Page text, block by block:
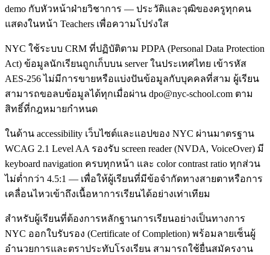
demo กับหัวหน้าฝ่ายวิชาการ — ประวัติและวุฒิของครูทุกคน
แสดงในหน้า Teachers เพื่อความโปร่งใส
NYC ใช้ระบบ CRM ที่ปฏิบัติตาม PDPA (Personal Data Protection
Act) ข้อมูลนักเรียนถูกเก็บบน server ในประเทศไทย เข้ารหัส
AES-256 ไม่มีการขายหรือแบ่งปันข้อมูลกับบุคคลที่สาม ผู้เรียน
สามารถขอลบข้อมูลได้ทุกเมื่อผ่าน dpo@nyc-school.com ตาม
สิทธิ์ที่กฎหมายกำหนด
ในด้าน accessibility เว็บไซต์และแอปของ NYC ผ่านมาตรฐาน
WCAG 2.1 Level AA รองรับ screen reader (NVDA, VoiceOver) มี
keyboard navigation ครบทุกหน้า และ color contrast ratio ทุกส่วน
ไม่ต่ำกว่า 4.5:1 — เพื่อให้ผู้เรียนที่มีข้อจำกัดทางสายตาหรือการ
เคลื่อนไหวเข้าถึงเนื้อหาการเรียนได้อย่างเท่าเทียม
สำหรับผู้เรียนที่ต้องการหลักฐานการเรียนอย่างเป็นทางการ
NYC ออกใบรับรอง (Certificate of Completion) พร้อมลายเซ็นผู้
อำนวยการและตราประทับโรงเรียน สามารถใช้ยื่นสมัครงาน